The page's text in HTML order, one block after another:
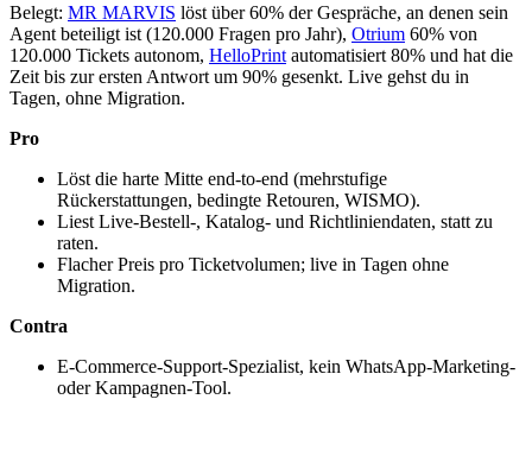
Belegt: MR MARVIS löst über 60% der Gespräche, an denen sein
Agent beteiligt ist (120.000 Fragen pro Jahr), Otrium 60% von
120.000 Tickets autonom, HelloPrint automatisiert 80% und hat die
Zeit bis zur ersten Antwort um 90% gesenkt. Live gehst du in
Tagen, ohne Migration.
Pro
Löst die harte Mitte end-to-end (mehrstufige
Rückerstattungen, bedingte Retouren, WISMO).
Liest Live-Bestell-, Katalog- und Richtliniendaten, statt zu
raten.
Flacher Preis pro Ticketvolumen; live in Tagen ohne
Migration.
Contra
E-Commerce-Support-Spezialist, kein WhatsApp-Marketing-
oder Kampagnen-Tool.